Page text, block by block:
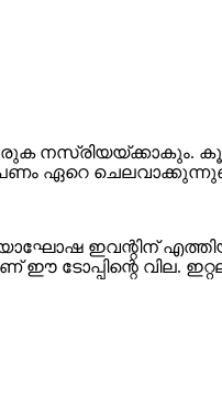
നസ്രിയയ്ക്കാകും.
പണം ഏറെ
ഇവന്റിന്
ഈ ടോപ്പിന്റെ വില.